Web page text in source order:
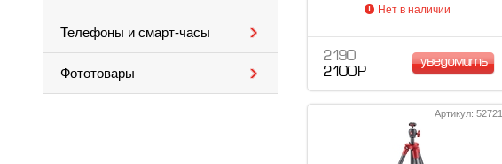
Телефоны и смарт-часы
Фототовары
Нет в наличии
2 190
2 100 Р
уведомить
Артикул: 52721